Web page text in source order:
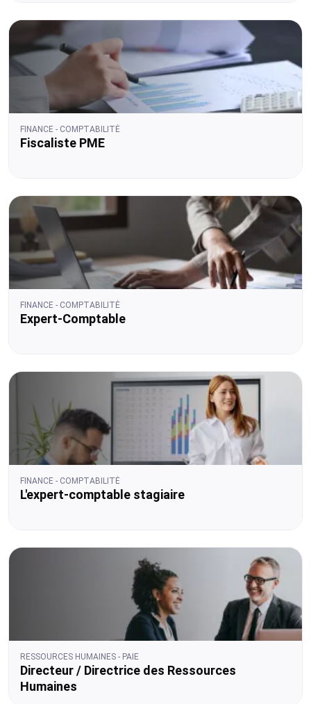
FINANCE - COMPTABILITÉ
Fiscaliste PME
FINANCE - COMPTABILITÉ
Expert-Comptable
FINANCE - COMPTABILITÉ
L'expert-comptable stagiaire
RESSOURCES HUMAINES - PAIE
Directeur / Directrice des Ressources
Humaines